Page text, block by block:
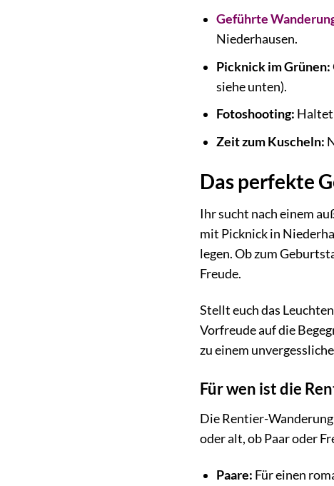
Geführte
Niederhausen.
Picknick im Grünen:
siehe unten).
Fotoshooting: Haltet
Zeit zum Kuscheln:
Das perfekte
Ihr sucht nach einem
mit Picknick in
legen. Ob zum
Freude.
Stellt euch das
Vorfreude auf die
zu einem
Für wen ist die
Die Rentier-
oder alt, ob Paar oder
Paare: Für einen